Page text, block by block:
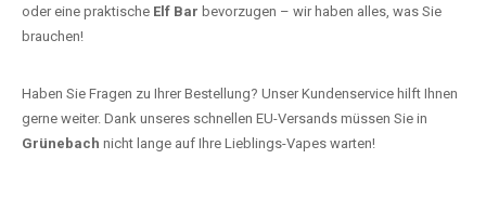
oder eine praktische Elf Bar bevorzugen – wir haben alles, was Sie
brauchen!
Haben Sie Fragen zu Ihrer Bestellung? Unser Kundenservice hilft Ihnen
gerne weiter. Dank unseres schnellen EU-Versands müssen Sie in
Grünebach nicht lange auf Ihre Lieblings-Vapes warten!